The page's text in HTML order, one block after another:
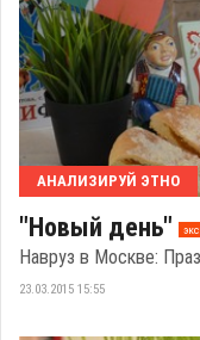
АНАЛИЗИРУЙ ЭТНО
"Новый день"
Навруз в Москве:
23.03.2015 15:55